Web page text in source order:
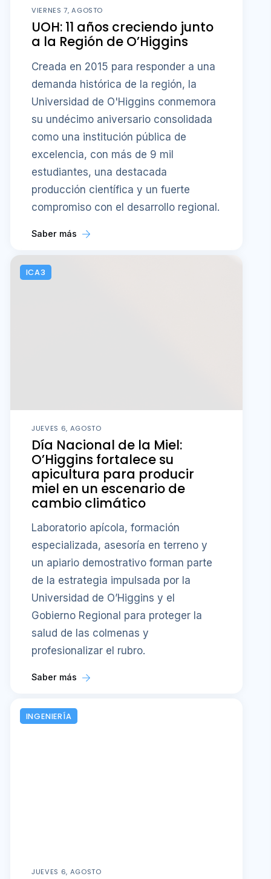
VIERNES 7, AGOSTO
UOH: 11 años creciendo junto
a la Región de O’Higgins
Creada en 2015 para responder a una
demanda histórica de la región, la
Universidad de O'Higgins conmemora
su undécimo aniversario consolidada
como una institución pública de
excelencia, con más de 9 mil
estudiantes, una destacada
producción científica y un fuerte
compromiso con el desarrollo regional.
Saber más
ICA3
JUEVES 6, AGOSTO
Día Nacional de la Miel:
O’Higgins fortalece su
apicultura para producir
miel en un escenario de
cambio climático
Laboratorio apícola, formación
especializada, asesoría en terreno y
un apiario demostrativo forman parte
de la estrategia impulsada por la
Universidad de O’Higgins y el
Gobierno Regional para proteger la
salud de las colmenas y
profesionalizar el rubro.
Saber más
INGENIERÍA
JUEVES 6, AGOSTO